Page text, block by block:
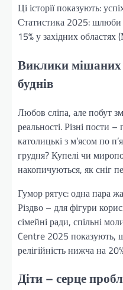
Ці історії показують:
Статистика 2025: шлюби
15% у західних областях
Виклики мішаних
буднів
Любов сліпа, але побут
реальності. Різні пости –
католицькі з м’ясом по
грудня? Купелі чи
накопичуються, як сніг
Гумор рятує: одна пара
Різдво – для фігури
сімейні ради, спільні
Centre 2025 показують,
релігійність нижча на
Діти – серце